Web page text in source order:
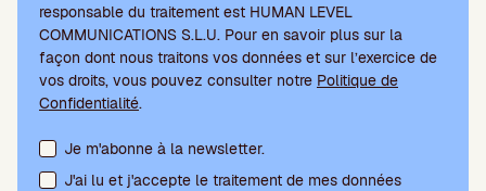
responsable du traitement est HUMAN LEVEL
COMMUNICATIONS S.L.U. Pour en savoir plus sur la
façon dont nous traitons vos données et sur l’exercice de
vos droits, vous pouvez consulter notre Politique de
Confidentialité.
Acceptation des conditions et abonnement à la newsletter
Je m'abonne à la newsletter.
J'ai lu et j'accepte le traitement de mes données